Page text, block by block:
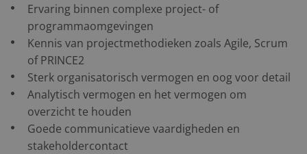
Ervaring binnen complexe project- of
programmaomgevingen
Kennis van projectmethodieken zoals Agile, Scrum
of PRINCE2
Sterk organisatorisch vermogen en oog voor detail
Analytisch vermogen en het vermogen om
overzicht te houden
Goede communicatieve vaardigheden en
stakeholdercontact